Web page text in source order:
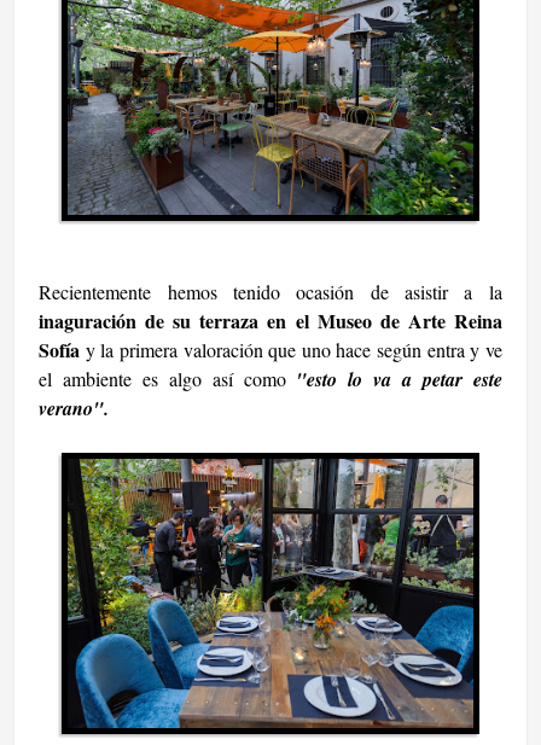
Recientemente hemos tenido ocasión de asistir a la
inaguración de su terraza en el Museo de Arte Reina
Sofía y la primera valoración que uno hace según entra y ve
el ambiente es algo así como"esto lo va a petar este
verano".